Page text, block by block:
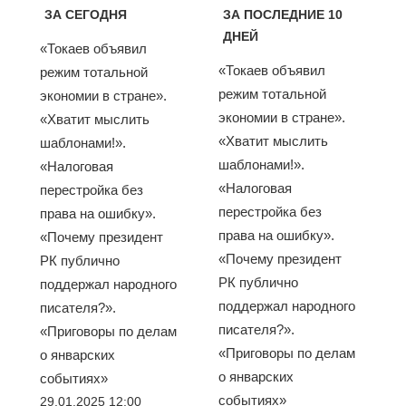
ЗА СЕГОДНЯ
«Токаев объявил
режим тотальной
экономии в стране».
«Хватит мыслить
шаблонами!».
«Налоговая
перестройка без
права на ошибку».
«Почему президент
РК публично
поддержал народного
писателя?».
«Приговоры по делам
о январских
событиях»
29.01.2025 12:00
ЗА ПОСЛЕДНИЕ 10
ДНЕЙ
«Токаев объявил
режим тотальной
экономии в стране».
«Хватит мыслить
шаблонами!».
«Налоговая
перестройка без
права на ошибку».
«Почему президент
РК публично
поддержал народного
писателя?».
«Приговоры по делам
о январских
событиях»